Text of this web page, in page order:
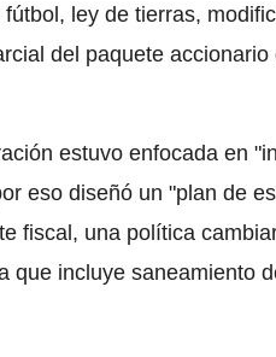
ley de tierras,
del paquete accionario
estuvo enfocada en
eso diseñó un "plan de
fiscal, una política
que incluye saneamiento